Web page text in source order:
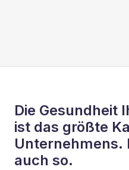
Die Gesundheit
ist das größte
Unternehmens.
auch so.